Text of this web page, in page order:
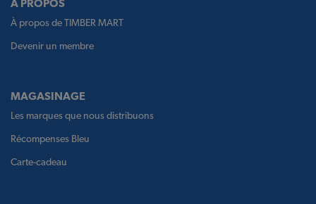
À PROPOS
À propos de TIMBER MART
Devenir un membre
MAGASINAGE
Les marques que nous distribuons
Récompenses Bleu
Carte-cadeau